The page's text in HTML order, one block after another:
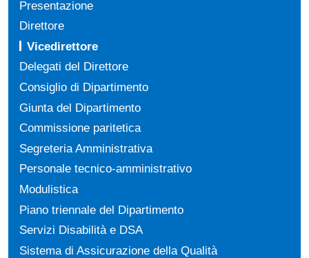
Presentazione
Direttore
Vicedirettore
Delegati del Direttore
Consiglio di Dipartimento
Giunta del Dipartimento
Commissione paritetica
Segreteria Amministrativa
Personale tecnico-amministrativo
Modulistica
Piano triennale del Dipartimento
Servizi Disabilità e DSA
Sistema di Assicurazione della Qualità